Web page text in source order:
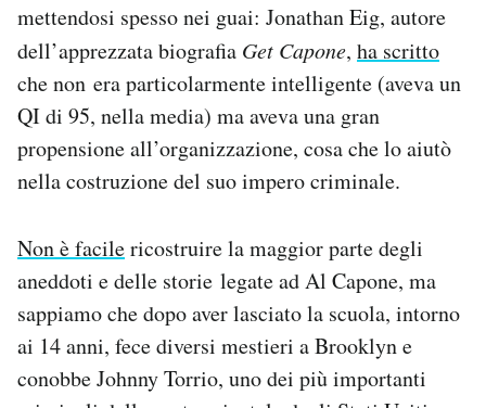
mettendosi spesso nei guai: Jonathan Eig, autore
dell’apprezzata biografia Get Capone, ha scritto
che non era particolarmente intelligente (aveva un
QI di 95, nella media) ma aveva una gran
propensione all’organizzazione, cosa che lo aiutò
nella costruzione del suo impero criminale.
Non è facilericostruire la maggior parte degli
aneddoti e delle storie legate ad Al Capone, ma
sappiamo che dopo aver lasciato la scuola, intorno
ai 14 anni, fece diversi mestieri a Brooklyn e
conobbe Johnny Torrio, uno dei più importanti